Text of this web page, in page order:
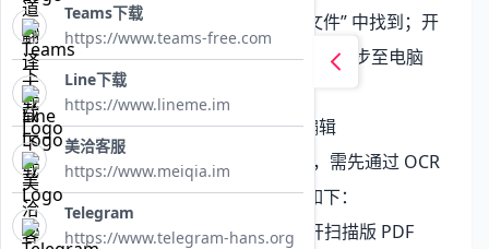
可在 “我的→文件→编辑过的文件” 中找到；开
启 “云同步” 后，修改后的文件会同步至电脑
端，方便后续进一步编辑。
4. 扫描版 PDF 表格：OCR 识别后编辑
扫描件或图片类 PDF 无法直接编辑，需先通过 OCR
识别转化为可编辑表格，具体步骤如下：
第一步：启用 OCR 识别。打开扫描版 PDF
Teams下载
https://www.teams-free.com
Line下载
https://www.lineme.im
美洽客服
https://www.meiqia.im
Telegram
https://www.telegram-hans.org